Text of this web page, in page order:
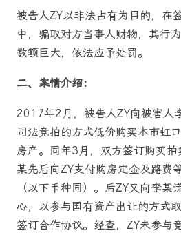
被告人ZY以非法占有为目的，在
中，骗取对方当事人财物，其行
数额巨大，依法应予处罚。
二、案情介绍：
2017年2月，被告人ZY向被害人
司法竞拍的方式低价购买本市虹
房产。同年3月，双方签订购买
某先后向ZY支付购房定金及路费
（以下币种同）。后ZY又向李某
心，以参与国有资产出让的方式
签订合作协议。经查，ZY未参与